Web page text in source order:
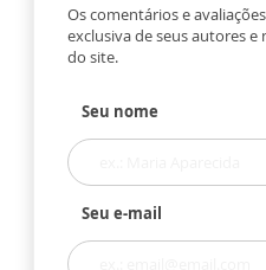
Os comentários e
exclusiva de seus autores
do site.
Seu nome
Seu e-mail